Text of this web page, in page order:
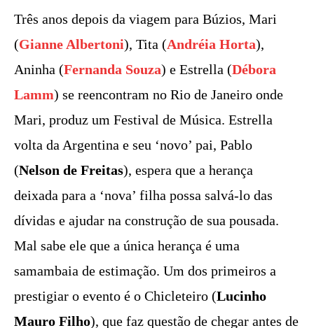
Três anos depois da viagem para Búzios, Mari
(Gianne Albertoni), Tita (Andréia Horta),
Aninha (Fernanda Souza) e Estrella (Débora
Lamm) se reencontram no Rio de Janeiro onde
Mari, produz um Festival de Música. Estrella
volta da Argentina e seu ‘novo’ pai, Pablo
(Nelson de Freitas), espera que a herança
deixada para a ‘nova’ filha possa salvá-lo das
dívidas e ajudar na construção de sua pousada.
Mal sabe ele que a única herança é uma
samambaia de estimação. Um dos primeiros a
prestigiar o evento é o Chicleteiro (Lucinho
Mauro Filho), que faz questão de chegar antes de